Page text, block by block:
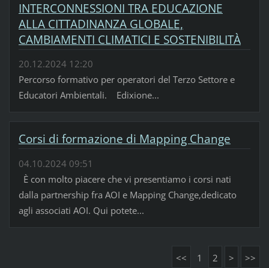
INTERCONNESSIONI TRA EDUCAZIONE
ALLA CITTADINANZA GLOBALE,
CAMBIAMENTI CLIMATICI E SOSTENIBILITÀ
20.12.2024 12:20
Percorso formativo per operatori del Terzo Settore e
Educatori Ambientali. Edixione...
Corsi di formazione di Mapping Change
04.10.2024 09:51
È con molto piacere che vi presentiamo i corsi nati
dalla partnership fra AOI e Mapping Change,dedicato
agli associati AOI. Qui potete...
<< 1 2 > >>